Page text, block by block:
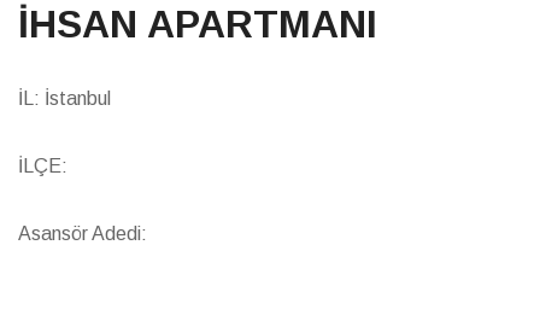
İHSAN APARTMANI
İL: İstanbul
İLÇE:
Asansör Adedi: